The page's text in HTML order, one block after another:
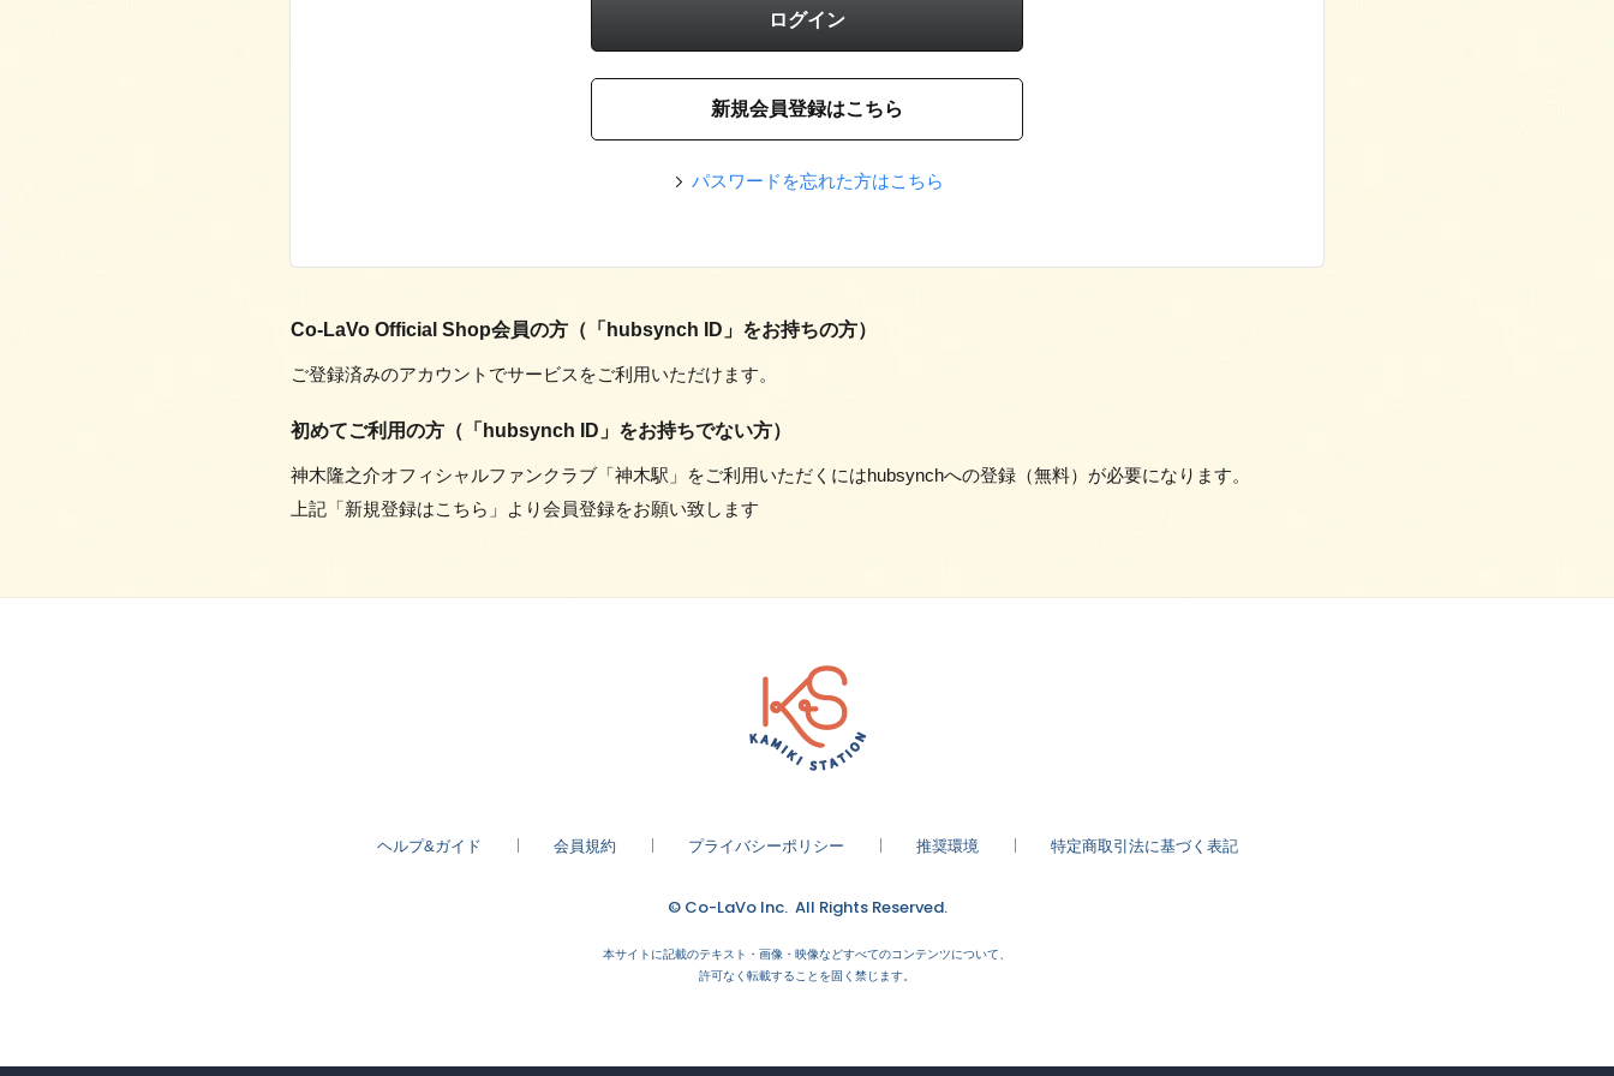
パスワードを忘れた方はこちら
Co-LaVo Official Shop会員の方（「hubsynch ID」をお持ちの方）
ご登録済みのアカウントでサービスをご利用いただけます。
初めてご利用の方（「hubsynch ID」をお持ちでない方）
神木隆之介オフィシャルファンクラブ「神木駅」をご利用いただくにはhubsynchへの登録（無料）が必要になります。
上記「新規登録はこちら」より会員登録をお願い致します
ヘルプ&ガイド 会員規約 プライバシーポリシー 推奨環境 特定商取引法に基づく表記
© Co-LaVo Inc. All Rights Reserved.
本サイトに記載のテキスト・画像・映像などすべてのコンテンツについて、
許可なく転載することを固く禁じます。